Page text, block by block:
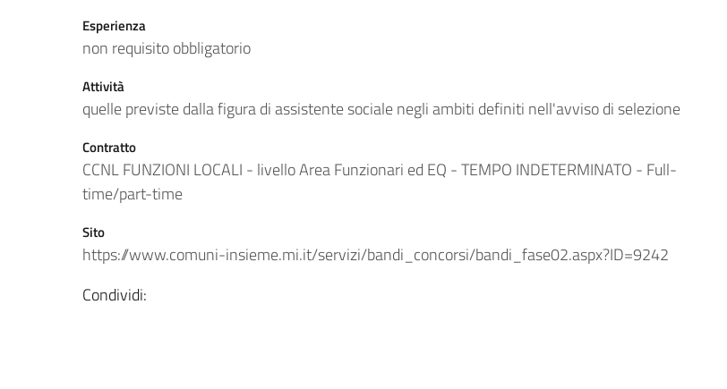
Esperienza
non requisito obbligatorio
Attività
quelle previste dalla figura di assistente sociale negli ambiti definiti nell'avviso di selezione
Contratto
CCNL FUNZIONI LOCALI - livello Area Funzionari ed EQ - TEMPO INDETERMINATO - Full-
time/part-time
Sito
https://www.comuni-insieme.mi.it/servizi/bandi_concorsi/bandi_fase02.aspx?ID=9242
Condividi: